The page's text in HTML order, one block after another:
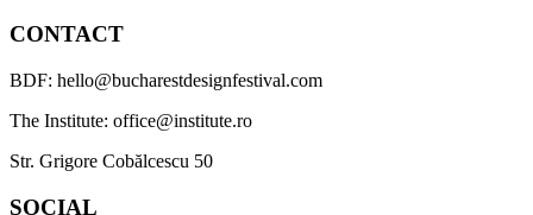
CONTACT
BDF: hello@bucharestdesignfestival.com
The Institute: office@institute.ro
Str. Grigore Cobălcescu 50
SOCIAL